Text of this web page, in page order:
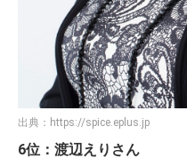
出典： https://spice.eplus.jp
6位：渡辺えりさん